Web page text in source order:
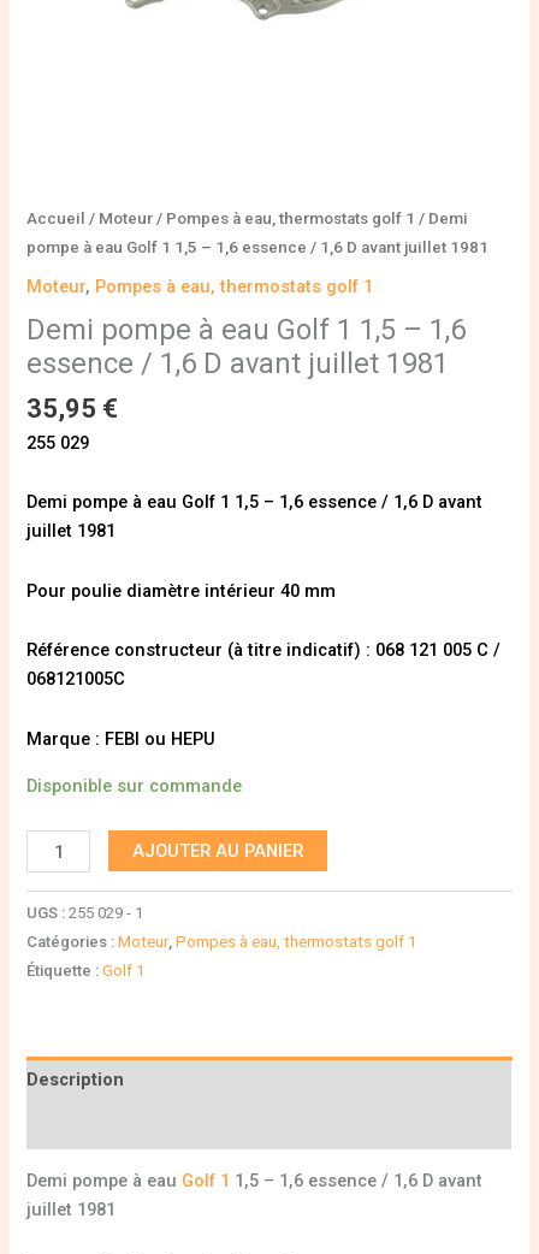
Accueil / Moteur / Pompes à eau, thermostats golf 1 / Demi
pompe à eau Golf 1 1,5 – 1,6 essence / 1,6 D avant juillet 1981
Moteur, Pompes à eau, thermostats golf 1
Demi pompe à eau Golf 1 1,5 – 1,6
essence / 1,6 D avant juillet 1981
35,95 €
255 029
Demi pompe à eau Golf 1 1,5 – 1,6 essence / 1,6 D avant
juillet 1981
Pour poulie diamètre intérieur 40 mm
Référence constructeur (à titre indicatif) : 068 121 005 C /
068121005C
Marque : FEBI ou HEPU
Disponible sur commande
AJOUTER AU PANIER
UGS :255 029 - 1
Catégories :Moteur,Pompes à eau, thermostats golf 1
Étiquette :Golf 1
Description
Demi pompe à eau Golf 1 1,5 – 1,6 essence / 1,6 D avant
juillet 1981